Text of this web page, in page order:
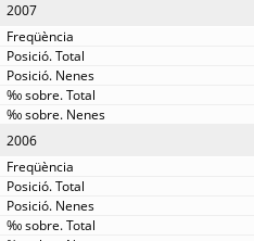
2007
2006